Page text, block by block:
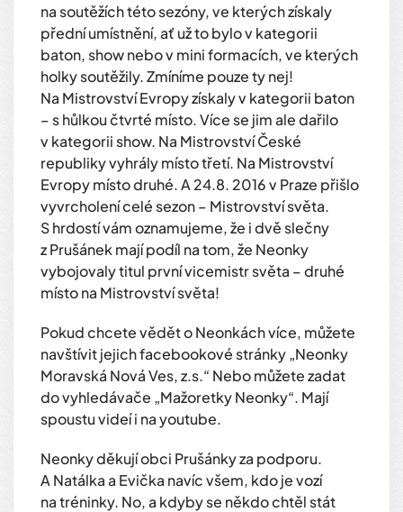
na soutěžích této sezóny, ve kterých získaly
přední umístnění, ať už to bylo v kategorii
baton, show nebo v mini formacích, ve kterých
holky soutěžily. Zmíníme pouze ty nej!
Na Mistrovství Evropy získaly v kategorii baton
– s hůlkou čtvrté místo. Více se jim ale dařilo
v kategorii show. Na Mistrovství České
republiky vyhrály místo třetí. Na Mistrovství
Evropy místo druhé. A 24.8. 2016 v Praze přišlo
vyvrcholení celé sezon – Mistrovství světa.
S hrdostí vám oznamujeme, že i dvě slečny
z Prušánek mají podíl na tom, že Neonky
vybojovaly titul první vicemistr světa – druhé
místo na Mistrovství světa!
Pokud chcete vědět o Neonkách více, můžete
navštívit jejich facebookové stránky „Neonky
Moravská Nová Ves, z.s.“ Nebo můžete zadat
do vyhledávače „Mažoretky Neonky“. Mají
spoustu videí i na youtube.
Neonky děkují obci Prušánky za podporu.
A Natálka a Evička navíc všem, kdo je vozí
na tréninky. No, a kdyby se někdo chtěl stát